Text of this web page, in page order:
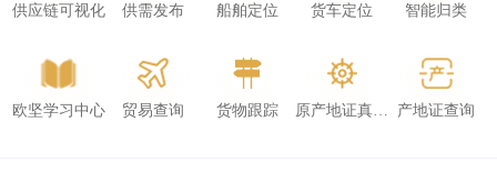
供应链可视化 供需发布 船舶定位 货车定位 智能归类
欧坚学习中心 贸易查询 货物跟踪 原产地证真伪查询 产地证查询